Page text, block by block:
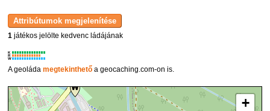
1 játékos jelölte kedvenc ládájának
K
R
W
A geoládamegtekinthető a geocaching.com-on is.
+